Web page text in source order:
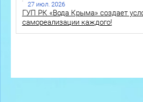
27 июл. 2026
ГУП РК «Вода Крыма» создает
самореализации каждого!